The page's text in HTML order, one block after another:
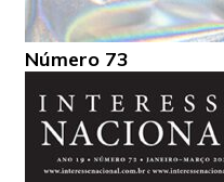
Número 73